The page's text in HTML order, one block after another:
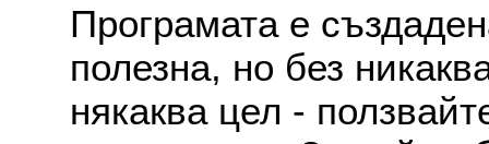
Програмата е
полезна, но без
някаква цел -